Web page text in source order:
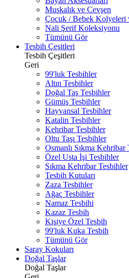
Muskalık ve Cevşen
Çocuk / Bebek Kolyeleri
Nali Şerif Koleksiyonu
Tümünü Gör
Tesbih Çeşitleri
Tesbih Çeşitleri
Geri
99'luk Tesbihler
Altın Tesbihler
Doğal Taş Tesbihler
Gümüş Tesbihler
Hayvansal Tesbihler
Katalin Tesbihler
Kehribar Tesbihler
Oltu Taşı Tesbihler
Osmanlı Sıkma Kehribar
Özel Usta İşi Tesbihler
Sıkma Kehribar Tesbihler
Tesbih Kutuları
Zaza Tesbihler
Ağaç Tesbihler
Namaz Tesbihi
Kazaz Tesbih
Kişiye Özel Tesbih
99'luk Kuka Tesbih
Tümünü Gör
Saray Kokuları
Doğal Taşlar
Doğal Taşlar